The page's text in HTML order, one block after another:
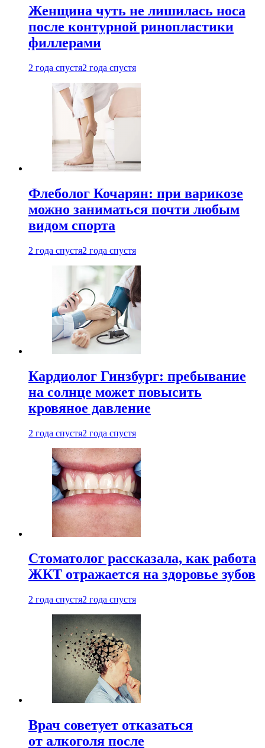
Женщина чуть не лишилась носа
после контурной ринопластики
филлерами
2 года спустя2 года спустя
Флеболог Кочарян: при варикозе
можно заниматься почти любым
видом спорта
2 года спустя2 года спустя
Кардиолог Гинзбург: пребывание
на солнце может повысить
кровяное давление
2 года спустя2 года спустя
Стоматолог рассказала, как работа
ЖКТ отражается на здоровье зубов
2 года спустя2 года спустя
Врач советует отказаться
от алкоголя после